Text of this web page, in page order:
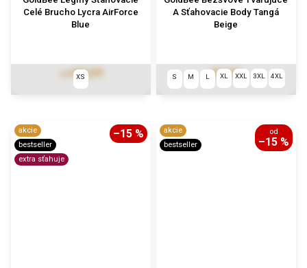
Celé Brucho Lycra AirForce
Blue
€66,59
XS
A Sťahovacie Body Tangá
Beige
€64,36
S M L XL XXL 3XL 4XL
akcie
bestseller
extra sťahuje
–15 %
akcie
bestseller
od
–15 %